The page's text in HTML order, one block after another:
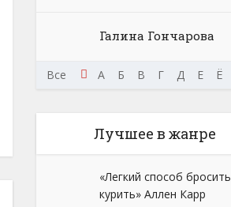
Галина Гончарова
Все
Ю Я А Б В Г Д Е Ё
Лучшее в жанре
«Легкий способ бросить
курить» Аллен Карр